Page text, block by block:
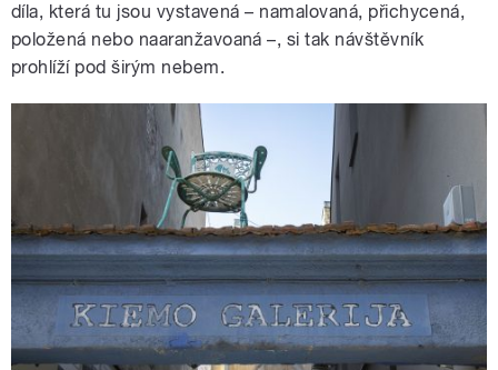
díla, která tu jsou vystavená – namalovaná, přichycená,
položená nebo naaranžavoaná –, si tak návštěvník
prohlíží pod širým nebem.